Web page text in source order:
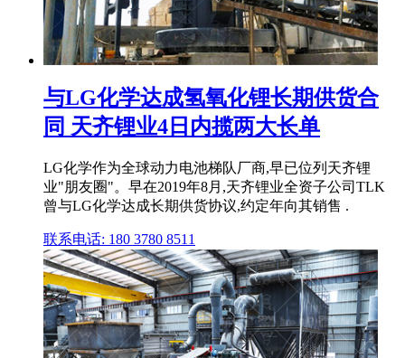
与LG化学达成氢氧化锂长期供货合
同 天齐锂业4日内揽两大长单
LG化学作为全球动力电池梯队厂商,早已位列天齐锂
业"朋友圈"。早在2019年8月,天齐锂业全资子公司TLK
曾与LG化学达成长期供货协议,约定年向其销售 .
联系电话: 180 3780 8511